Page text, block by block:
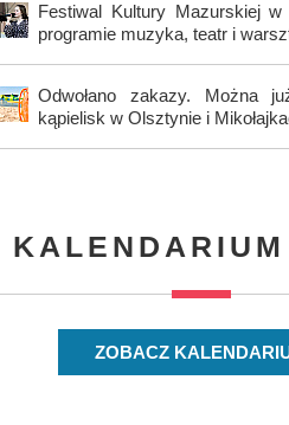
Festiwal Kultury Mazurskiej
programie muzyka, teatr i
Odwołano zakazy. Można
kąpielisk w Olsztynie i
ZOBACZ